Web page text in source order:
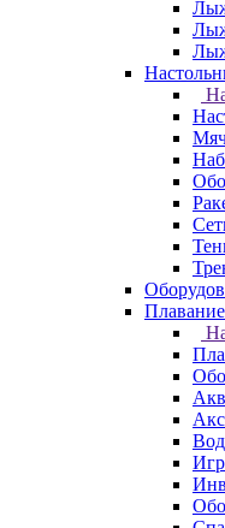
Плавание